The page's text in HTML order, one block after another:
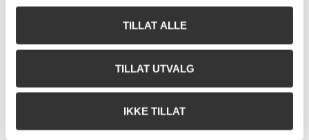
TILLAT ALLE
TILLAT UTVALG
IKKE TILLAT